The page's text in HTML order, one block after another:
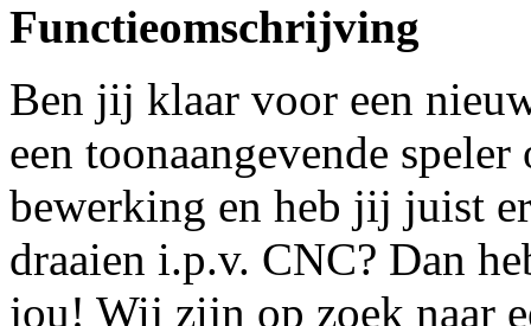
Functieomschrijving
Ben jij klaar voor een
een toonaangevende
bewerking en heb jij juist
draaien i.p.v. CNC? Dan
jou! Wij zijn op zoek naar